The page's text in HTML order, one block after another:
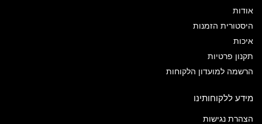
אודות
היסטורית הזמנות
איכות
תקנון פרטיות
הרשמה למועדון הלקוחות
מידע ללקוחותינו
הצהרת נגישות